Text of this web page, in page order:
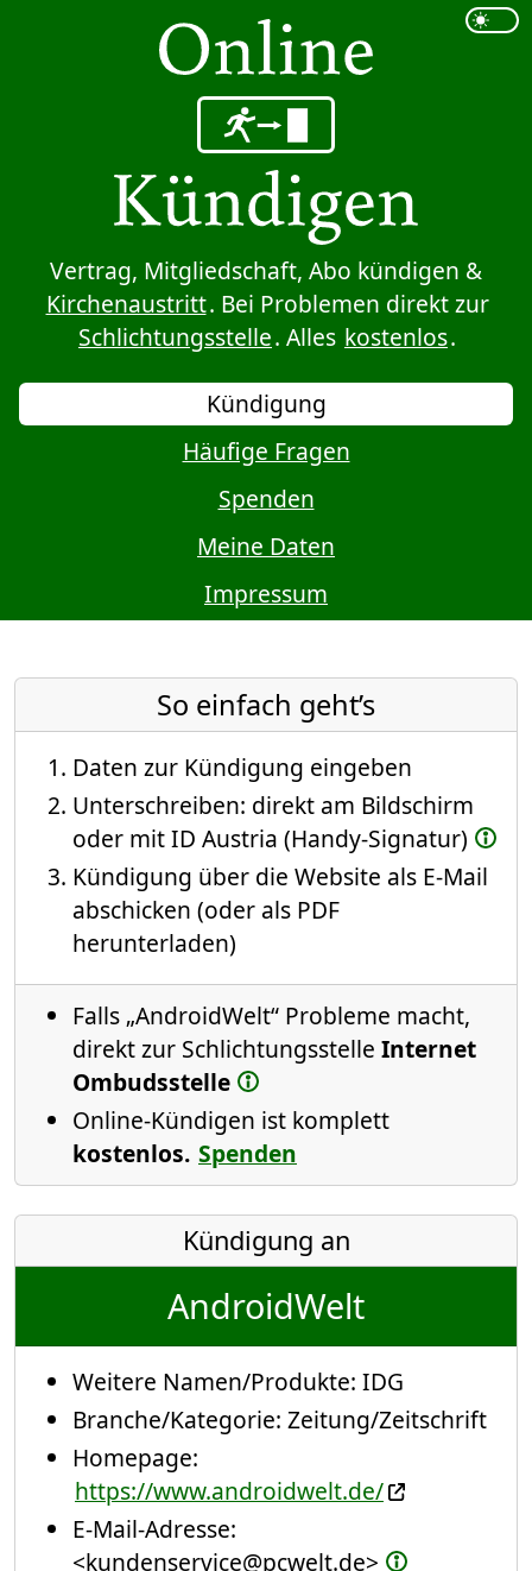
Sprung zum Inhalt
Vertrag, Mitgliedschaft, Abo kündigen &
Kirchenaustritt. Bei Problemen direkt zur
Schlichtungsstelle. Alles kostenlos.
Kündigung
Häufige Fragen
Spenden
Meine Daten
Impressum
So einfach geht’s
Daten zur Kündigung eingeben
Unterschreiben: direkt am Bildschirm
oder mit ID Austria (Handy-Signatur)
Kündigung über die Website als E-Mail
abschicken (oder als PDF
herunterladen)
Falls „AndroidWelt“ Probleme macht,
direkt zur Schlichtungsstelle Internet
Ombudsstelle
Online-Kündigen ist komplett
kostenlos. Spenden
Kündigung an
AndroidWelt
Weitere Namen/Produkte: IDG
Branche/Kategorie: Zeitung/Zeitschrift
Homepage:
https://www.androidwelt.de/
E-Mail-Adresse:
<kundenservice@pcwelt.de>